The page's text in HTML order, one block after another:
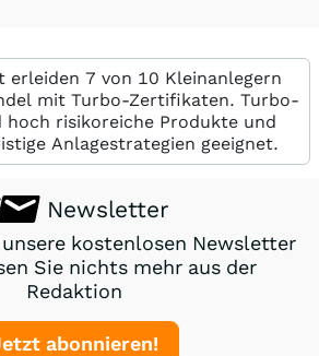
erleiden 7 von 10 Kleinanlegern
mit Turbo-Zertifikaten. Turbo-
risikoreiche Produkte und
Anlagestrategien geeignet.
Newsletter
kostenlosen Newsletter
Sie nichts mehr aus der
Redaktion
abonnieren!